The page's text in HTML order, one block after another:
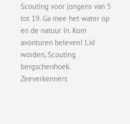
Scouting voor jongens van 5
tot 19. Ga mee het water op
en de natuur in. Kom
avonturen beleven! Lid
worden, Scouting
bergschenhoek.
Zeeverkenners